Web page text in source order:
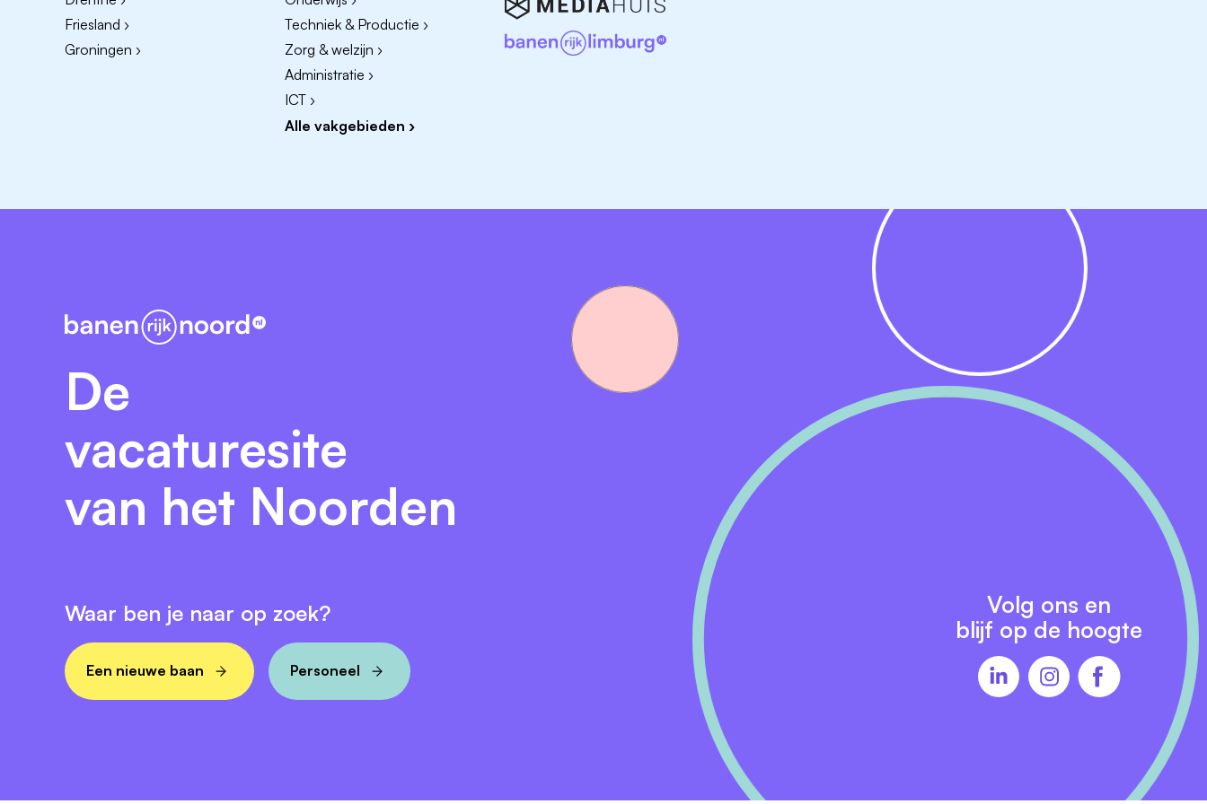
Je denkt niet alleen creatief, maar ook in resultaten
Een stage waar je geen koffie haalt, maar impact maakt
Een stage waar je écht social content maakt (geen stock posts!)
Stagevergoeding + goede vibes
Interesse?
We maken graag kennis met je! De vacature staat open tot en met 31 mei, maar kan eerder sluiten
zodra we de juiste match hebben gevonden. De gesprekken plannen we in overleg en vinden op locatie
plaats.
Friesland ›
Groningen ›
Techniek & Productie ›
Zorg & welzijn ›
Administratie ›
ICT ›
Alle vakgebieden ›
De
vacaturesite
van het Noorden
Waar ben je naar op zoek?
Een nieuwe baan Personeel
Volg ons en
blijf op de hoogte